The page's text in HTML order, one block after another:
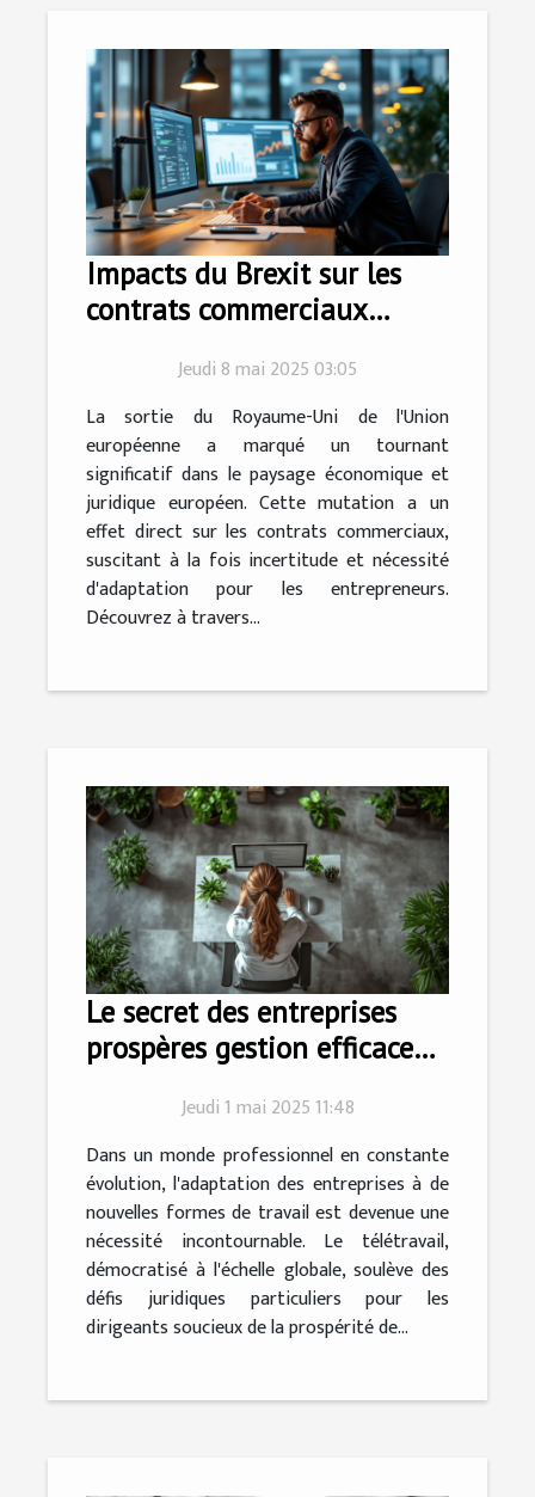
Impacts du Brexit sur les
contrats commerciaux
entrepreneurs
Jeudi 8 mai 2025 03:05
La sortie du Royaume-Uni de l'Union
européenne a marqué un tournant
significatif dans le paysage économique et
juridique européen. Cette mutation a un
effet direct sur les contrats commerciaux,
suscitant à la fois incertitude et nécessité
d'adaptation pour les entrepreneurs.
Découvrez à travers...
Le secret des entreprises
prospères gestion efficace
contexte de télétravail
Jeudi 1 mai 2025 11:48
Dans un monde professionnel en constante
évolution, l'adaptation des entreprises à de
nouvelles formes de travail est devenue une
nécessité incontournable. Le télétravail,
démocratisé à l'échelle globale, soulève des
défis juridiques particuliers pour les
dirigeants soucieux de la prospérité de...